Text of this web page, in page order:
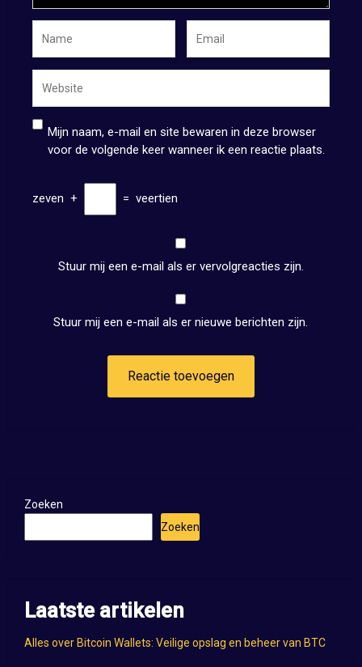
Mijn naam, e-mail en site bewaren in deze browser
voor de volgende keer wanneer ik een reactie plaats.
zeven + = veertien
Stuur mij een e-mail als er vervolgreacties zijn.
Stuur mij een e-mail als er nieuwe berichten zijn.
Zoeken
Zoeken
Laatste artikelen
Alles over Bitcoin Wallets: Veilige opslag en beheer van BTC